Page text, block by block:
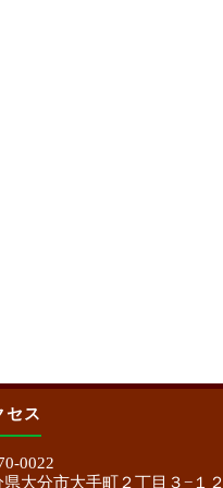
セス
0022
県大分市大手町２丁目３−１２